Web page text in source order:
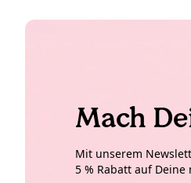
Mach
Mit unserem
5 % Rabatt auf